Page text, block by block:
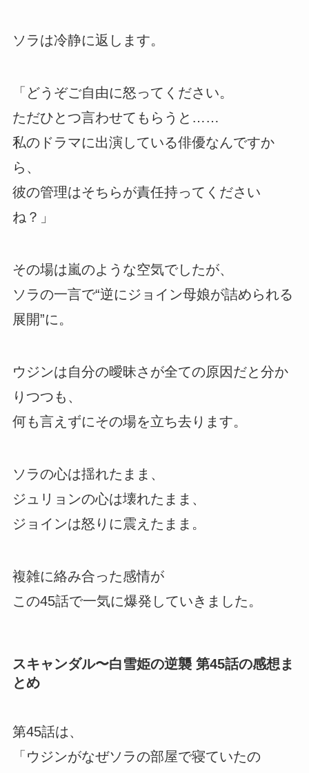
ソラは冷静に返します。
「どうぞご自由に怒ってください。
ただひとつ言わせてもらうと……
私のドラマに出演している俳優なんですか
ら、
彼の管理はそちらが責任持ってください
ね？」
その場は嵐のような空気でしたが、
ソラの一言で“逆にジョイン母娘が詰められる
展開”に。
ウジンは自分の曖昧さが全ての原因だと分か
りつつも、
何も言えずにその場を立ち去ります。
ソラの心は揺れたまま、
ジュリョンの心は壊れたまま、
ジョインは怒りに震えたまま。
複雑に絡み合った感情が
この45話で一気に爆発していきました。
スキャンダル〜白雪姫の逆襲 第45話の感想ま
とめ
第45話は、
「ウジンがなぜソラの部屋で寝ていたの